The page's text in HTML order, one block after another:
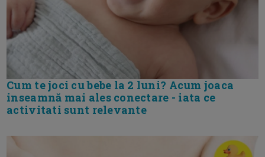
Cum te joci cu bebe la 2 luni? Acum joaca
inseamnă mai ales conectare - iata ce
activitati sunt relevante